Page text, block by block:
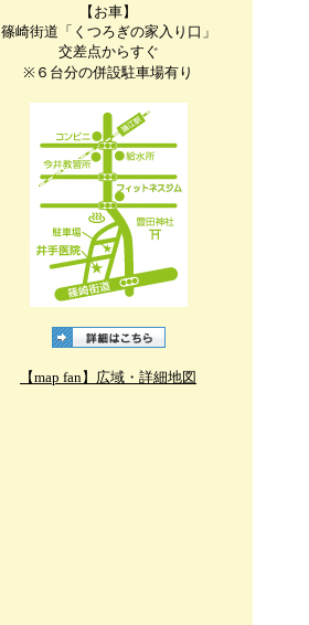
【お車】
篠崎街道「くつろぎの家入り口」
交差点からすぐ
※６台分の併設駐車場有り
【map fan】広域・詳細地図